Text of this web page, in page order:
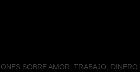
SOBRE AMOR, TRABAJO,